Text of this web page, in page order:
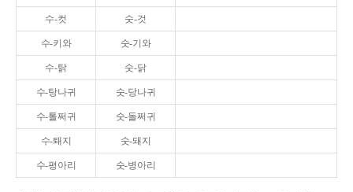
수-컷 숫-것
수-키와 숫-기와
수-탉 숫-닭
수-탕나귀 숫-당나귀
수-톨쩌귀 숫-돌쩌귀
수-퇘지 숫-돼지
수-평아리 숫-병아리